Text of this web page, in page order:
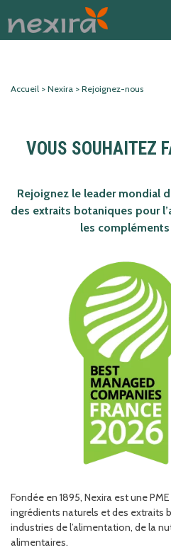
Accueil > Nexira > Rejoignez-nous
VOUS SOUHAITEZ
Rejoignez le leader mondial
des extraits botaniques pour
les
Fondée en 1895, Nexira est une
ingrédients naturels et des extraits
industries de l’alimentation, de la
alimentaires.